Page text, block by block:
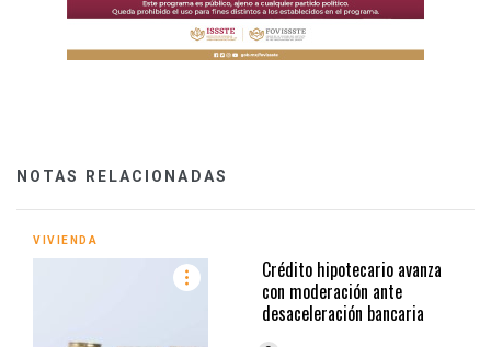
NOTAS RELACIONADAS
VIVIENDA
Crédito hipotecario avanza
con moderación ante
desaceleración bancaria